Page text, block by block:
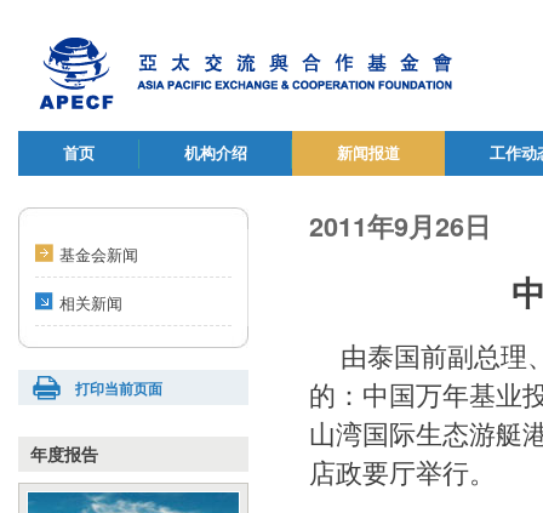
首页 机构介绍 新闻报道 工作动
基金会新闻
相关新闻
打印当前页面
年度报告
2011年9月26日
由泰国前副总理
的：中国万年基业
山湾国际生态游艇
店政要厅举行。